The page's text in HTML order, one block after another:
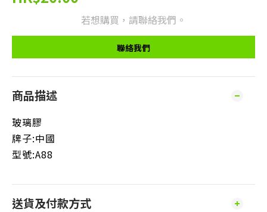
若想購買，請聯絡我們。
聯絡我們
商品描述
玻璃膠
牌子:中國
型號:A88
送貨及付款方式